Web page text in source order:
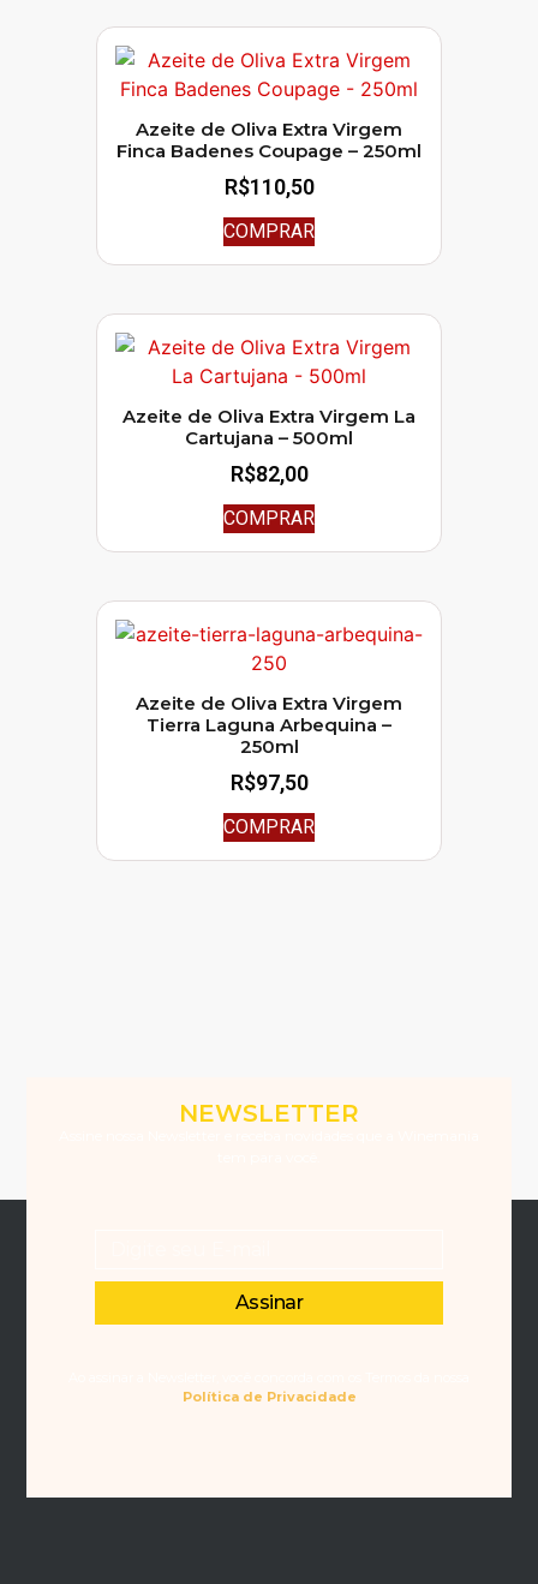
Azeite de Oliva Extra Virgem
Finca Badenes Coupage – 250ml
R$110,50
COMPRAR
Azeite de Oliva Extra Virgem La
Cartujana – 500ml
R$82,00
COMPRAR
Azeite de Oliva Extra Virgem
Tierra Laguna Arbequina –
250ml
R$97,50
COMPRAR
NEWSLETTER
Assinar
Política de Privacidade